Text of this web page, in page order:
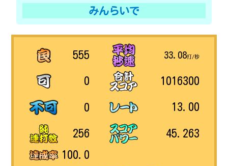
みんらいで
555
0
0
256
100.0
33.08打/秒
1016300
13.00
45.263